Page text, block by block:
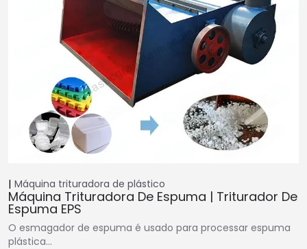
Máquina trituradora de plástico
Máquina Trituradora De Espuma | Triturador De
Espuma EPS
O esmagador de espuma é usado para processar espuma
plástica…